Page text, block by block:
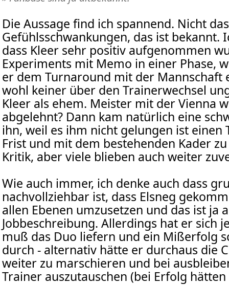
Die Aussage find ich spannend. Nicht
Gefühlsschwankungen, das ist bekannt.
dass Kleer sehr positiv aufgenommen
Experiments mit Memo in einer Phase,
er dem Turnaround mit der Mannschaft
wohl keiner über den Trainerwechsel
Kleer als ehem. Meister mit der Vienna
abgelehnt? Dann kam natürlich eine
ihn, weil es ihm nicht gelungen ist einen
Frist und mit dem bestehenden Kader
Kritik, aber viele blieben auch weiter
Wie auch immer, ich denke auch dass
nachvollziehbar ist, dass Elsneg
allen Ebenen umzusetzen und das ist ja
Jobbeschreibung. Allerdings hat er sich
muß das Duo liefern und ein Mißerfolg
durch - alternativ hätte er durchaus die
weiter zu marschieren und bei
Trainer auszutauschen (bei Erfolg